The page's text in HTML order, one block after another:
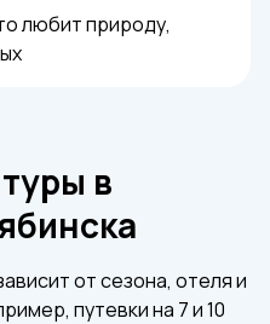
любит природу,
в
от сезона, отеля и
путевки на 7 и 10